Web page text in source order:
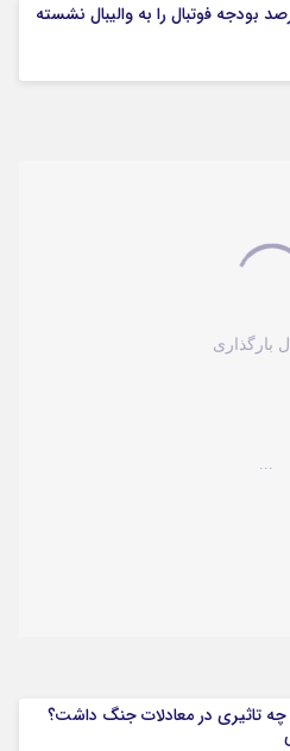
بودجه فوتبال را به والیبال نشسته
بارگذاری
...
عملیات نصر ۲ چه تاثیری در معادلات جنگ داشت؟